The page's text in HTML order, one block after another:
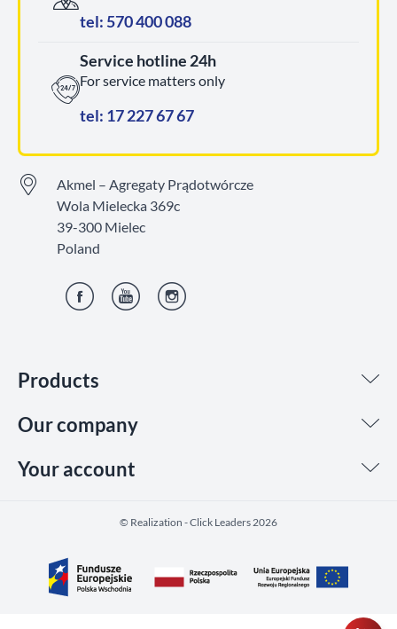
Products
Our company
Your account
tel: 570 400 088
Service hotline 24h
For service matters only
tel: 17 227 67 67
Akmel – Agregaty Prądotwórcze
Wola Mielecka 369c
39-300 Mielec
Poland
©️ Realization - Click Leaders 2026